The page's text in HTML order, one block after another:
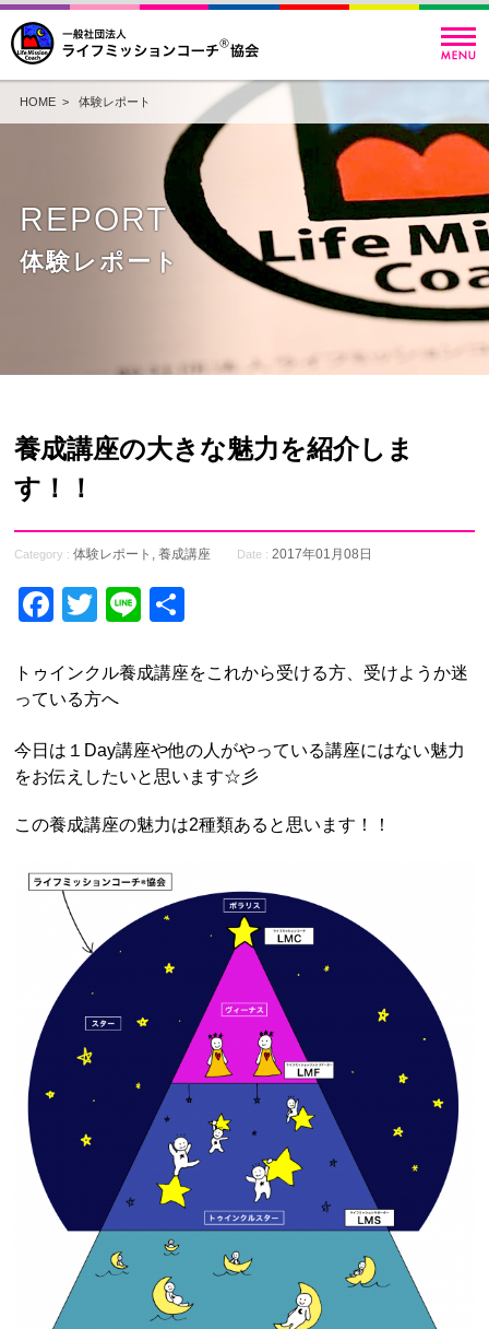
HOME> 体験レポート
REPORT
体験レポート
養成講座の大きな魅力を紹介しま
す！！
Category :体験レポート ,養成講座 Date : 2017年01月08日
Facebook
Twitter
Line
トゥインクル養成講座をこれから受ける方、受けようか迷
っている方へ
今日は１Day講座や他の人がやっている講座にはない魅力
をお伝えしたいと思います☆彡
この養成講座の魅力は2種類あると思います！！